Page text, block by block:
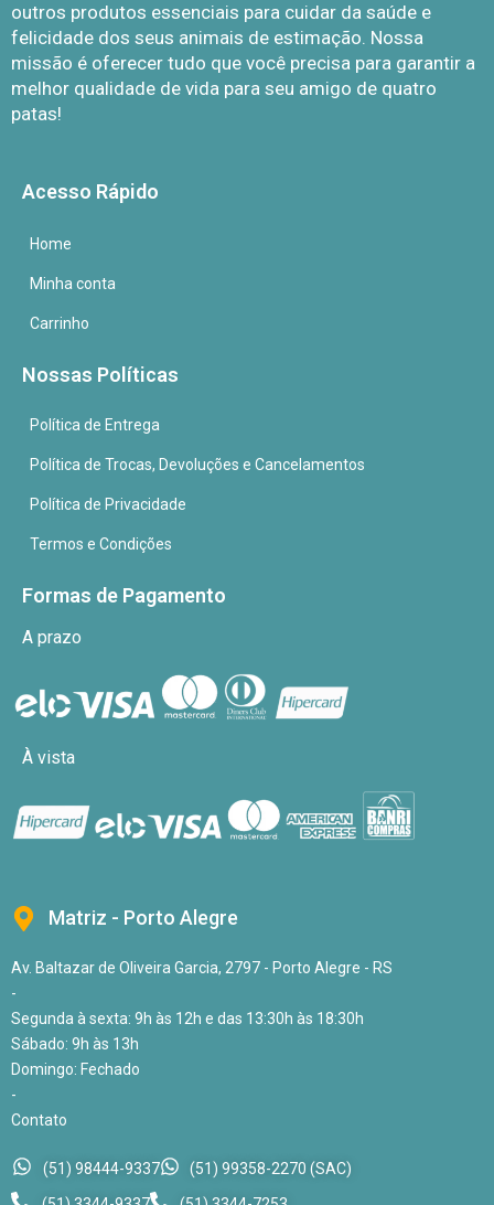
outros produtos essenciais para cuidar da saúde e
felicidade dos seus animais de estimação. Nossa
missão é oferecer tudo que você precisa para garantir a
melhor qualidade de vida para seu amigo de quatro
patas!
Acesso Rápido
Home
Minha conta
Carrinho
Nossas Políticas
Política de Entrega
Política de Trocas, Devoluções e Cancelamentos
Política de Privacidade
Termos e Condições
Formas de Pagamento
A prazo
À vista
Matriz - Porto Alegre
Av. Baltazar de Oliveira Garcia, 2797 - Porto Alegre - RS
-
Segunda à sexta: 9h às 12h e das 13:30h às 18:30h
Sábado: 9h às 13h
Domingo: Fechado
-
Contato
(51) 98444-9337
(51) 99358-2270 (SAC)